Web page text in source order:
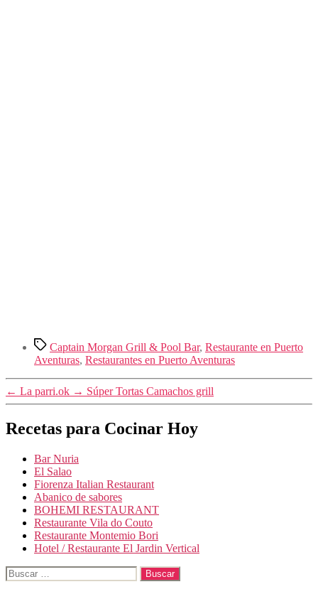
Etiquetas
Captain Morgan Grill & Pool Bar, Restaurante en Puerto
Aventuras, Restaurantes en Puerto Aventuras
← La parri.ok → Súper Tortas Camachos grill
Recetas para Cocinar Hoy
Bar Nuria
El Salao
Fiorenza Italian Restaurant
Abanico de sabores
BOHEMI RESTAURANT
Restaurante Vila do Couto
Restaurante Montemio Bori
Hotel / Restaurante El Jardin Vertical
Buscar: